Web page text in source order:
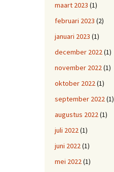
maart 2023 (1)
februari 2023 (2)
januari 2023 (1)
december 2022(1)
november 2022(1)
oktober 2022(1)
september 2022(1)
augustus 2022(1)
juli 2022(1)
juni 2022(1)
mei 2022(1)